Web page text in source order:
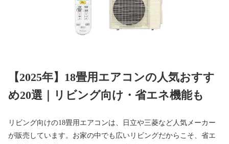
【2025年】18畳用エアコンの人気おすす
め20選｜リビング向け・省エネ機能も
リビング向けの18畳用エアコンは、日立や三菱など人気メーカー
が販売しています。お家の中でも広いリビングだからこそ、省エ